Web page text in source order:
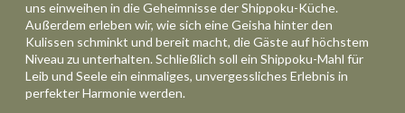
uns einweihen in die Geheimnisse der Shippoku-Küche.
Außerdem erleben wir, wie sich eine Geisha hinter den
Kulissen schminkt und bereit macht, die Gäste auf höchstem
Niveau zu unterhalten. Schließlich soll ein Shippoku-Mahl für
Leib und Seele ein einmaliges, unvergessliches Erlebnis in
perfekter Harmonie werden.